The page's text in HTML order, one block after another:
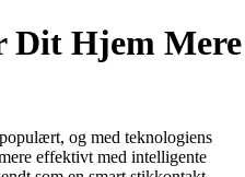
Dit Hjem Mere
og med teknologiens
effektivt med intelligente